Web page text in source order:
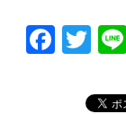
F
T
tt